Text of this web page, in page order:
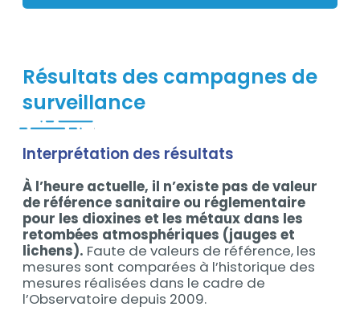
Résultats des campagnes de
surveillance
Contenu
Interprétation des résultats
À l’heure actuelle, il n’existe pas de valeur
de référence sanitaire ou réglementaire
pour les dioxines et les métaux dans les
retombées atmosphériques (jauges et
lichens). Faute de valeurs de référence, les
mesures sont comparées à l’historique des
mesures réalisées dans le cadre de
l’Observatoire depuis 2009.